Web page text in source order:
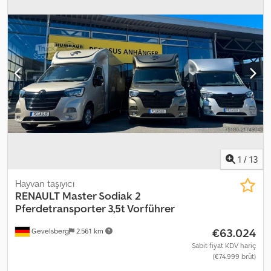
ABS, elektrikli ayna, elektrikli cam sistemi, hız sabitleyici,
merkezi kilitleme, tır çekici bağlantısı, = Additional options and
accessories = - Speed limiter - Stability control - Alternating
current = Further information = Tyre size: 225/65R16C Brakes: Disc
brakes Suspension: Leaf suspension Front axle: Steered; Tyre
tread left: 6 mm; Tyre tread right: 7 mm Rear axle: Tyre tread left: 8
mm; Tyre tread right: 8 mm Dsdpfx Aozglv Ujahock Unladen
weight: 2,905 kg Payload: 595 kg Gross vehicle weight: 3,500 kg
Damage: none
1 / 13
Gevelsberg 2.561 km
Hayvan taşıyıcı
RENAULT Master Sodiak 2
Pferdetransporter 3,5t Vorführer
€63.024
Sabit fiyat KDV hariç
(€74.999 brüt)